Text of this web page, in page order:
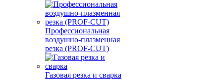
Профессиональная
воздушно-плазменная
резка (PROF-CUT)
Газовая резка и сварка